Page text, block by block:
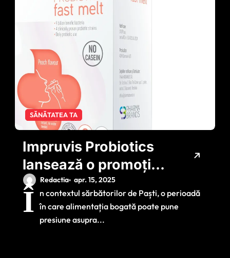
SĂNĂTATEA TA
Impruvis Probiotics
lansează o promoție
specială de Paște
pentru susținerea
sănătății digestive a
Redactia apr. 15, 2025
Î n contextul sărbătorilor de Paști, o perioadă
în care alimentația bogată poate pune
presiune asupra...